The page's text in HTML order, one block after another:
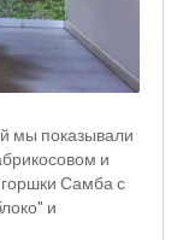
мы показывали
и
горшки Самба с
и